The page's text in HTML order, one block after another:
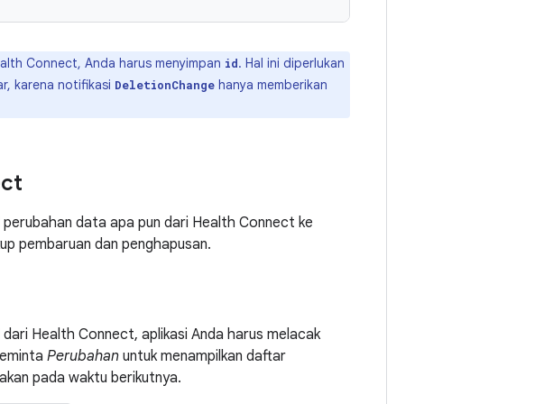
Connect, Anda harus menyimpan id. Hal ini diperlukan
karena notifikasi DeletionChange hanya memberikan
data apa pun dari Health Connect ke
pembaruan dan penghapusan.
Health Connect, aplikasi Anda harus melacak
Perubahan untuk menampilkan daftar
pada waktu berikutnya.